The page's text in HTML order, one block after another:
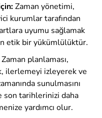
Zaman yönetimi,
kurumlar tarafından
uyumu sağlamak
etik bir yükümlülüktür.
Zaman planlaması,
ilerlemeyi izleyerek ve
sunulmasını
son tarihlerinizi daha
yardımcı olur.